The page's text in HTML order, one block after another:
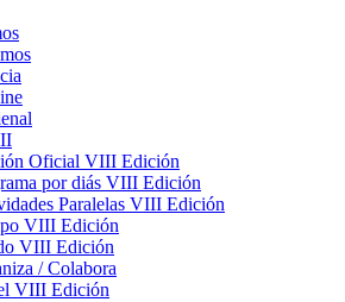
Oficial VIII Edición
por diás VIII Edición
Paralelas VIII Edición
VIII Edición
VIII Edición
/ Colabora
VIII Edición